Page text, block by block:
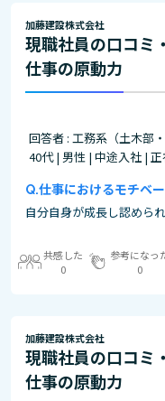
加藤建設株式会社
現職社員の口コミ
仕事の原動力
回答者 : 工務系（土木部
40代 | 男性 | 中途入社 | 正
仕事におけるモチベ
自分自身が成長し認めら
共感した
0
参考になっ
0
加藤建設株式会社
現職社員の口コミ
仕事の原動力